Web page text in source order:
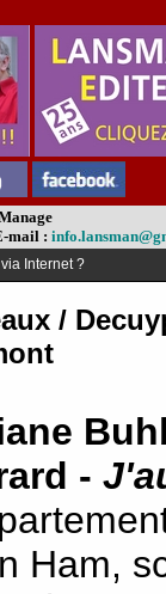
mail :
/
-
Ham,